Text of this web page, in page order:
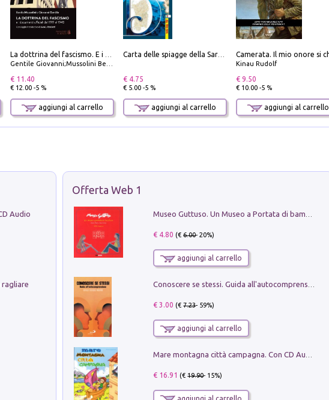
Gentile Giovanni;Mussolini Benito
€ 11.40
€ 12.00 -5 %
aggiungi al carrello
€ 4.75
€ 5.00 -5 %
aggiungi al carrello
Kinau Rudolf
€ 9.50
€ 10.00 -5 %
aggiungi al carrello
Audio
ragliare
Offerta Web 1
€ 4.80 (€6.00- 20%)
aggiungi al carrello
€ 3.00 (€7.23- 59%)
aggiungi al carrello
€ 16.91 (€19.90- 15%)
aggiungi al carrello